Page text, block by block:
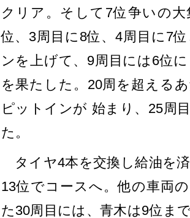
クリア。そして7位争いの
位、3周目に8位、4周目に7
ンを上げて、9周目には6位
を果たした。20周を超える
ピットインが 始まり、25周
た。
タイヤ4本を交換し給油を
13位でコースへ。他の車両
た30周目には、青木は9位ま